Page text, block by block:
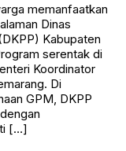
memanfaatkan
Dinas
Kabupaten
serentak di
Koordinator
Di
GPM, DKPP
[…]